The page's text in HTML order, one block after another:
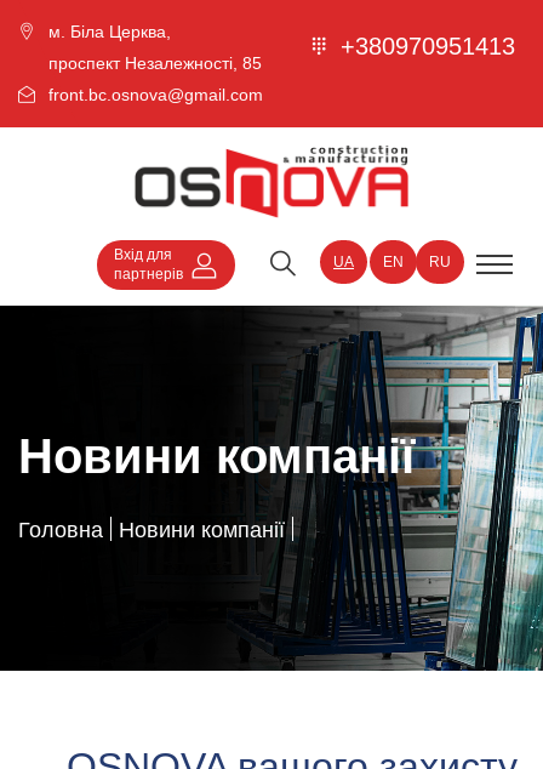
м. Біла Церква,
проспект Незалежності, 85
front.bc.osnova@gmail.com
+380970951413
Вхід для
партнерів
UA EN RU
Новини компанії
Головна Новини компанії